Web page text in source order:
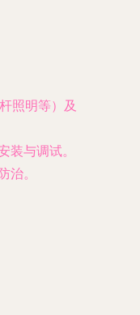
照明等）及
装与调试。
治。